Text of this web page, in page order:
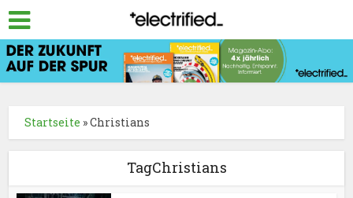
Startseite »Christians
TagChristians